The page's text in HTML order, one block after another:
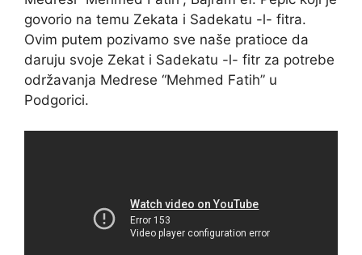
govorio na temu Zekata i Sadekatu -l- fitra.
Ovim putem pozivamo sve naše pratioce da
daruju svoje Zekat i Sadekatu -l- fitr za potrebe
održavanja Medrese “Mehmed Fatih” u
Podgorici.